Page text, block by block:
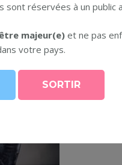
sont réservées à un public
majeur(e)et ne pas
votre pays.